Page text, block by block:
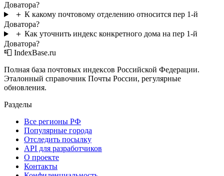
Доватора?
＋ К какому почтовому отделению относится пер 1-й
Доватора?
＋ Как уточнить индекс конкретного дома на пер 1-й
Доватора?
📮 IndexBase.ru
Полная база почтовых индексов Российской Федерации.
Эталонный справочник Почты России, регулярные
обновления.
Разделы
Все регионы РФ
Популярные города
Отследить посылку
API для разработчиков
О проекте
Контакты